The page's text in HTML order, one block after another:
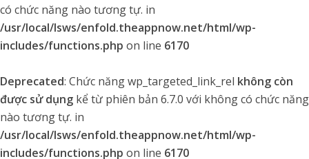
có chức năng nào tương tự. in
/usr/local/lsws/enfold.theappnow.net/html/wp-
includes/functions.php on line 6170
Deprecated: Chức năng wp_targeted_link_rel không còn
được sử dụng kể từ phiên bản 6.7.0 với không có chức năng
nào tương tự. in
/usr/local/lsws/enfold.theappnow.net/html/wp-
includes/functions.php on line 6170